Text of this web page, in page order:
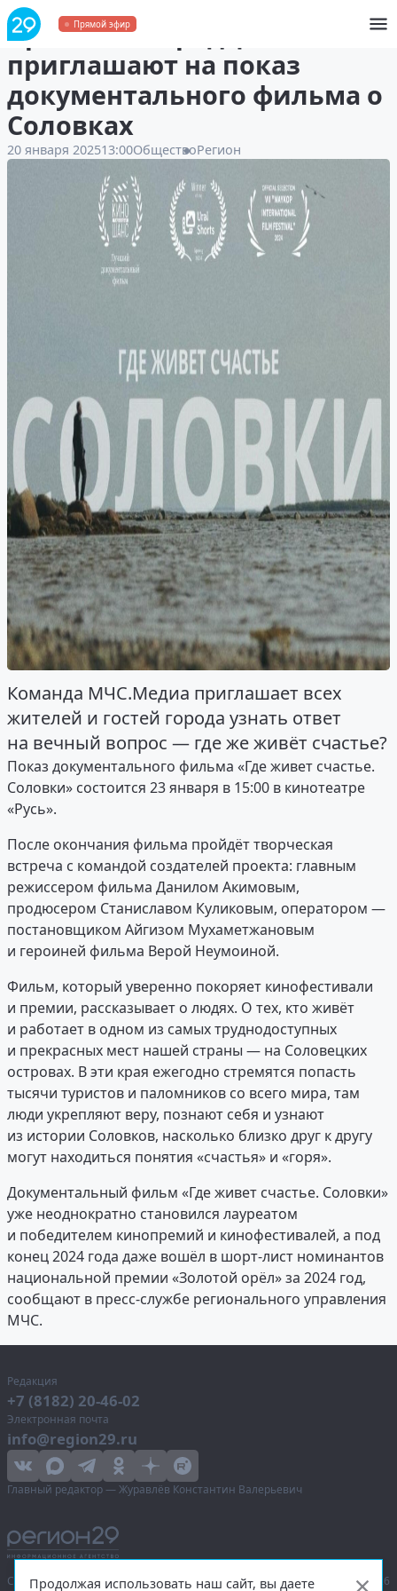
Прямой эфир
Архангелогородцев
приглашают на показ
документального фильма о
Соловках
20 января 202513:00ОбществоРегион
Команда МЧС.Медиа приглашает всех
жителей и гостей города узнать ответ
на вечный вопрос — где же живёт счастье?
Показ документального фильма «Где живет счастье.
Соловки» состоится 23 января в 15:00 в кинотеатре
«Русь».
После окончания фильма пройдёт творческая
встреча с командой создателей проекта: главным
режиссером фильма Данилом Акимовым,
продюсером Станиславом Куликовым, оператором —
постановщиком Айгизом Мухаметжановым
и героиней фильма Верой Неумоиной.
Фильм, который уверенно покоряет кинофестивали
и премии, рассказывает о людях. О тех, кто живёт
и работает в одном из самых труднодоступных
и прекрасных мест нашей страны — на Соловецких
островах. В эти края ежегодно стремятся попасть
тысячи туристов и паломников со всего мира, там
люди укрепляют веру, познают себя и узнают
из истории Соловков, насколько близко друг к другу
могут находиться понятия «счастья» и «горя».
Документальный фильм «Где живет счастье. Соловки»
уже неоднократно становился лауреатом
и победителем кинопремий и кинофестивалей, а под
конец 2024 года даже вошёл в шорт-лист номинантов
национальной премии «Золотой орёл» за 2024 год,
сообщают в пресс-службе регионального управления
МЧС.
Редакция
+7 (8182) 20-46-02
Электронная почта
info@region29.ru
Главный редактор — Журавлёв Константин Валерьевич
Сетевое издание «Информационное агентство Регион 29», © 2016–2026
Продолжая использовать наш сайт, вы даете